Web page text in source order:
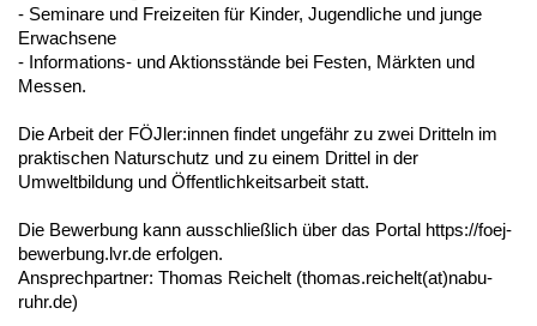
- Seminare und Freizeiten für Kinder, Jugendliche und junge
Erwachsene
- Informations- und Aktionsstände bei Festen, Märkten und
Messen.
Die Arbeit der FÖJler:innen findet ungefähr zu zwei Dritteln im
praktischen Naturschutz und zu einem Drittel in der
Umweltbildung und Öffentlichkeitsarbeit statt.
Die Bewerbung kann ausschließlich über das Portal https://foej-
bewerbung.lvr.de erfolgen.
Ansprechpartner: Thomas Reichelt (thomas.reichelt(at)nabu-
ruhr.de)